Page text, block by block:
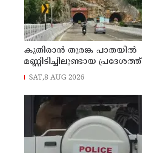
കുതിരാന്‍ തുരങ്ക പാതയില്‍
മണ്ണിടിച്ചിലുണ്ടായ പ്രദേശത്ത്
മന്ത്രിതല സംഘത്തിന്റെ
SAT,8 AUG 2026